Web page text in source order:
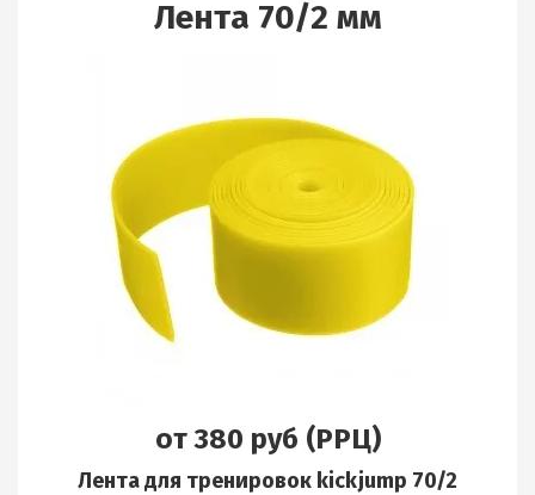
Лента 70/2 мм
от 380 руб (РРЦ)
Лента для тренировок kickjump 70/2